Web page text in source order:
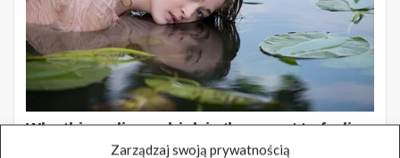
Zarządzaj swoją prywatnością